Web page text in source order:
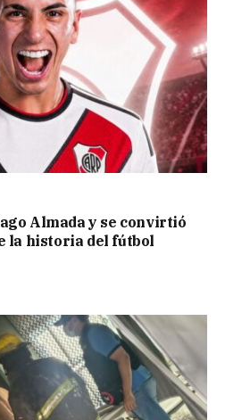
Almada y se convirtió
la historia del fútbol